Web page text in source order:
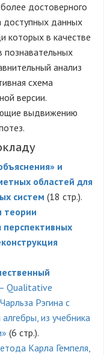
достоверного
доступных данных
которых в качестве
познавательных
анализ
схема
версии.
выдвижению
и
областей для
систем (18 стр.).
теории
перспективных
Qualitative
Рэгина с
из учебника
(6 стр.).
Карла Гемпеля,